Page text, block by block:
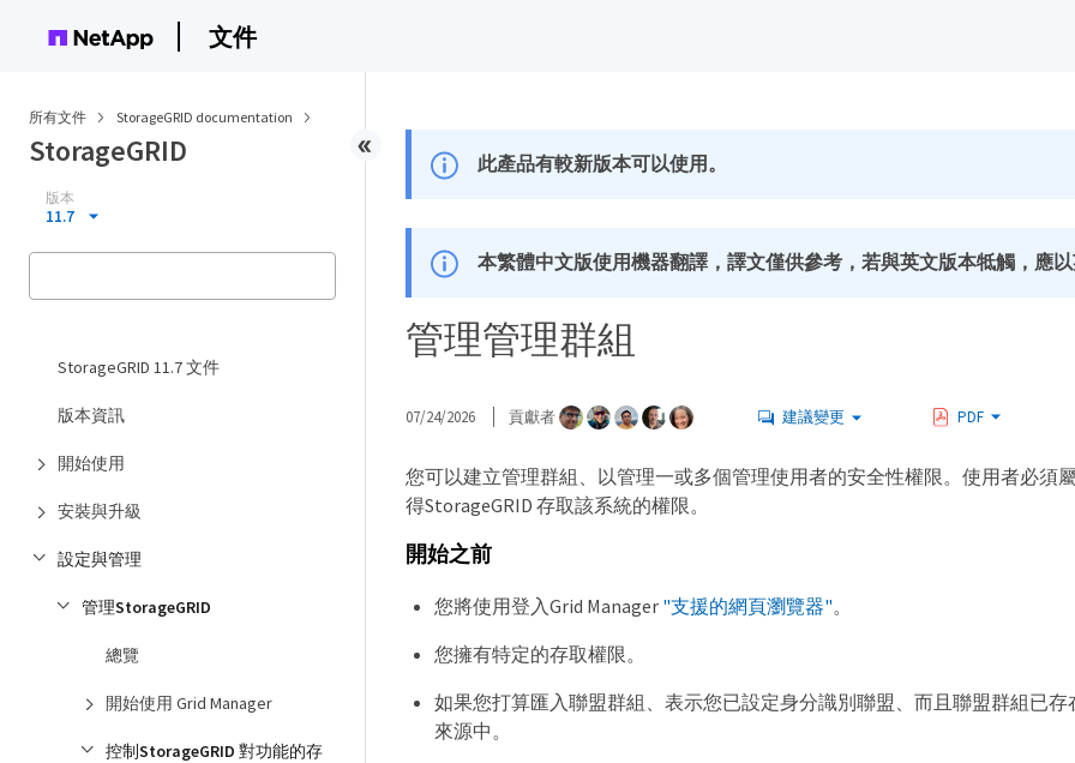
文件
所有文件 StorageGRID documentation
StorageGRID
版本
11.7
StorageGRID 11.7 文件
版本資訊
開始使用
安裝與升級
設定與管理
管理StorageGRID
總覽
開始使用 Grid Manager
控制StorageGRID 對功能的存
此產品有較新版本可以使用。
本繁體中文版使用機器翻譯，譯文僅供參考，若與英文版本牴觸，應
管理管理群組
07/24/2026 貢獻者 建議變更 PDF
您可以建立管理群組、以管理一或多個管理使用者的安全性權限。使用者必須
得StorageGRID 存取該系統的權限。
開始之前
您將使用登入Grid Manager "支援的網頁瀏覽器"。
您擁有特定的存取權限。
如果您打算匯入聯盟群組、表示您已設定身分識別聯盟、而且聯盟群組已
來源中。